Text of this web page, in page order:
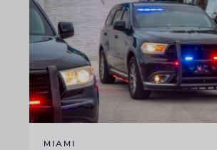
MIAMI